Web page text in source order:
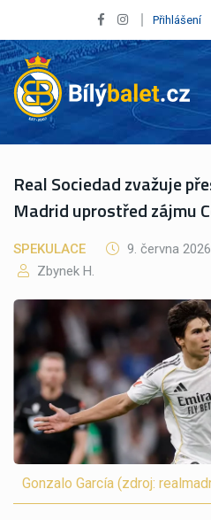
Přihlášení
Real Sociedad zvažuje
Madrid uprostřed zájmu
SPEKULACE 9. června 2026
Zbynek H.
Gonzalo García (zdroj: